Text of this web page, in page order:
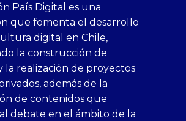
País Digital es una
que fomenta el desarrollo
digital en Chile,
la construcción de
la realización de proyectos
además de la
de contenidos que
debate en el ámbito de la